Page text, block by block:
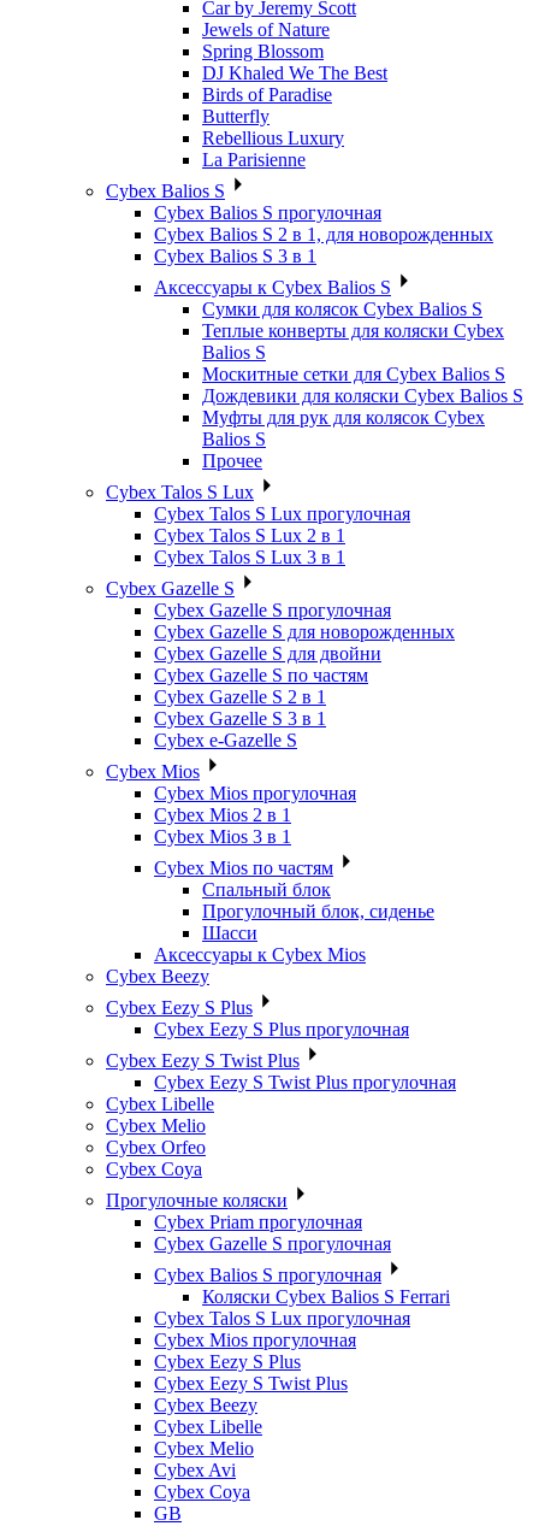
Car by Jeremy Scott
Jewels of Nature
Spring Blossom
DJ Khaled We The Best
Birds of Paradise
Butterfly
Rebellious Luxury
La Parisienne
Cybex Balios S
Cybex Balios S прогулочная
Cybex Balios S 2 в 1, для новорожденных
Cybex Balios S 3 в 1
Аксессуары к Cybex Balios S
Сумки для колясок Cybex Balios S
Теплые конверты для коляски Cybex
Balios S
Москитные сетки для Cybex Balios S
Дождевики для коляски Cybex Balios S
Муфты для рук для колясок Cybex
Balios S
Прочее
Cybex Talos S Lux
Cybex Talos S Lux прогулочная
Cybex Talos S Lux 2 в 1
Cybex Talos S Lux 3 в 1
Cybex Gazelle S
Cybex Gazelle S прогулочная
Cybex Gazelle S для новорожденных
Cybex Gazelle S для двойни
Cybex Gazelle S по частям
Cybex Gazelle S 2 в 1
Cybex Gazelle S 3 в 1
Cybex e-Gazelle S
Cybex Mios
Cybex Mios прогулочная
Cybex Mios 2 в 1
Cybex Mios 3 в 1
Cybex Mios по частям
Спальный блок
Прогулочный блок, сиденье
Шасси
Аксессуары к Cybex Mios
Cybex Beezy
Cybex Eezy S Plus
Cybex Eezy S Plus прогулочная
Cybex Eezy S Twist Plus
Cybex Eezy S Twist Plus прогулочная
Cybex Libelle
Cybex Melio
Cybex Orfeo
Cybex Coya
Прогулочные коляски
Cybex Priam прогулочная
Cybex Gazelle S прогулочная
Cybex Balios S прогулочная
Коляски Cybex Balios S Ferrari
Cybex Talos S Lux прогулочная
Cybex Mios прогулочная
Cybex Eezy S Plus
Cybex Eezy S Twist Plus
Cybex Beezy
Cybex Libelle
Cybex Melio
Cybex Avi
Cybex Coya
GB